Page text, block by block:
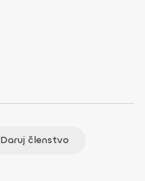
Daruj členstvo